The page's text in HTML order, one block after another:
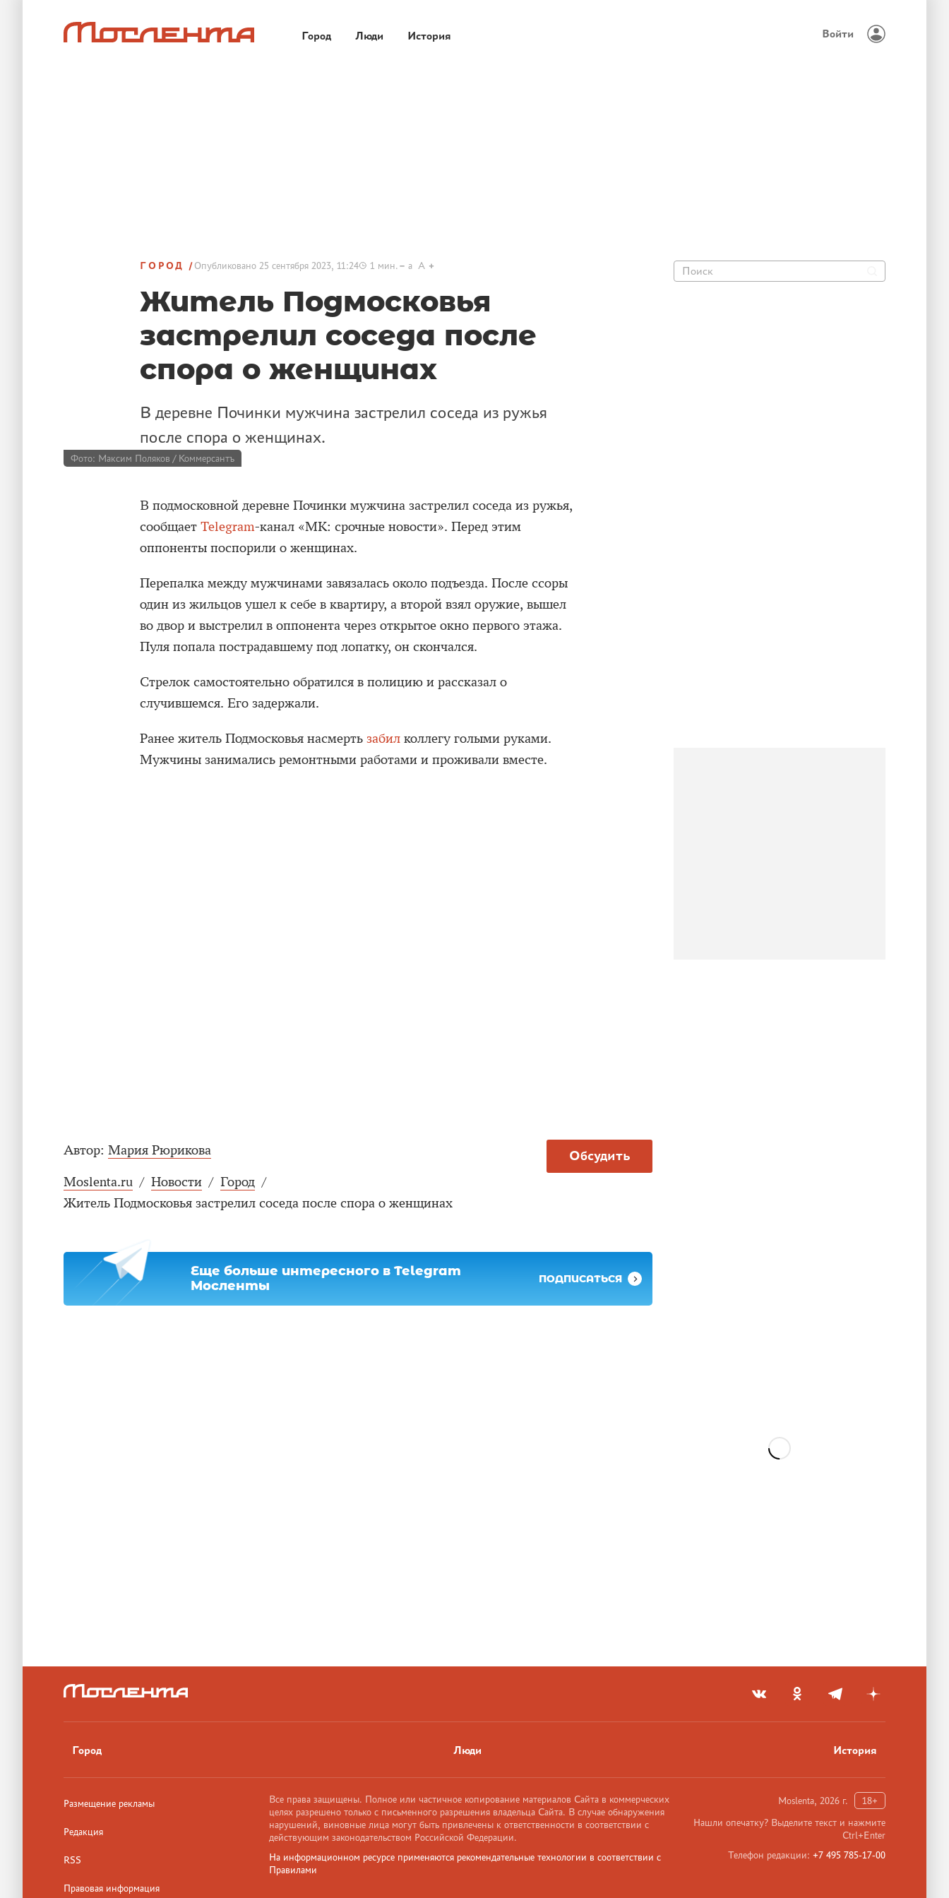
Город Люди История Войти
ГОРОД Опубликовано 25 сентября 2023, 11:24 1 мин. a A
Житель Подмосковья
застрелил соседа после
спора о женщинах
В деревне Починки мужчина застрелил соседа из ружья
после спора о женщинах.
Фото: Максим Поляков / Коммерсантъ
В подмосковной деревне Починки мужчина застрелил соседа из ружья,
сообщает Telegram-канал «МК: срочные новости». Перед этим
оппоненты поспорили о женщинах.
Перепалка между мужчинами завязалась около подъезда. После ссоры
один из жильцов ушел к себе в квартиру, а второй взял оружие, вышел
во двор и выстрелил в оппонента через открытое окно первого этажа.
Пуля попала пострадавшему под лопатку, он скончался.
Стрелок самостоятельно обратился в полицию и рассказал о
случившемся. Его задержали.
Ранее житель Подмосковья насмерть забил коллегу голыми руками.
Мужчины занимались ремонтными работами и проживали вместе.
Обсудить
Автор: Мария Рюрикова
Moslenta.ru / Новости / Город /
Житель Подмосковья застрелил соседа после спора о женщинах
Еще больше интересного в Telegram
Мосленты
ПОДПИСАТЬСЯ
Город Люди История
Размещение рекламы
Редакция
RSS
Правовая информация
Moslenta, 2026 г.
18+
Нашли опечатку? Выделите текст и нажмите
Ctrl+Enter
Телефон редакции: +7 495 785-17-00
Все права защищены. Полное или частичное копирование материалов Сайта в коммерческих
целях разрешено только с письменного разрешения владельца Сайта. В случае обнаружения
нарушений, виновные лица могут быть привлечены к ответственности в соответствии с
действующим законодательством Российской Федерации.
На информационном ресурсе применяются рекомендательные технологии в соответствии с
Правилами